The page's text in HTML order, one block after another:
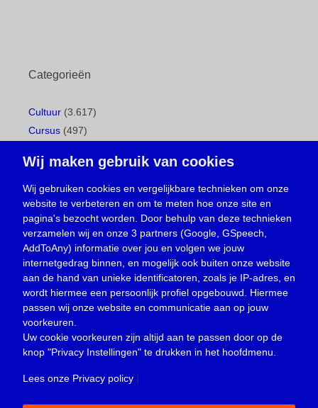
Categorieën
Cultuur (3.617)
Cursus (497)
Gemeentepagina(104)
Ingezonden brief(539)
Media(156)
Nieuws (23.330)
Oproep(734)
Overlijden(39)
Podcast(18)
prijsvraag (5)
Religie (1.438)
Service(226)
Wij maken gebruik van cookies
Wij gebruiken cookies en vergelijkbare technieken om onze
website te verbeteren en om te meten hoe onze site en
pagina's bezocht worden. Door behulp van deze technieken
verzamelen wij en onze 3 partners (Google, GSpeech,
AddToAny) informatie over jou en volgen we jouw
internetgedrag binnen, en mogelijk ook buiten onze website
aan de hand van unieke identificatoren, zoals je IP-adres, en
wordt hiermee een persoonlijk profiel opgebouwd. Hiermee
passen wij onze website en communicatie aan op jouw
voorkeuren.
Uw cookie voorkeuren zijn altijd aan te passen door op de
knop "Privacy Instellingen" te drukken in het hoofdmenu.
Lees onze Privacy policy |